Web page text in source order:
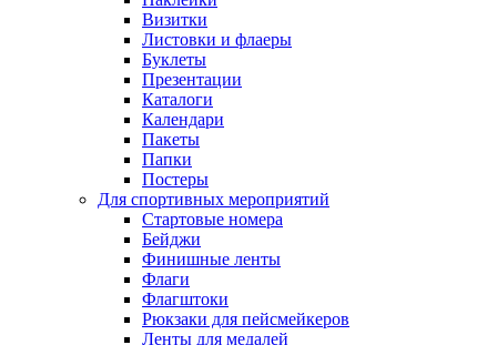
Визитки
Листовки и флаеры
Буклеты
Презентации
Каталоги
Календари
Пакеты
Папки
Постеры
Для спортивных мероприятий
Стартовые номера
Бейджи
Финишные ленты
Флаги
Флагштоки
Рюкзаки для пейсмейкеров
Ленты для медалей